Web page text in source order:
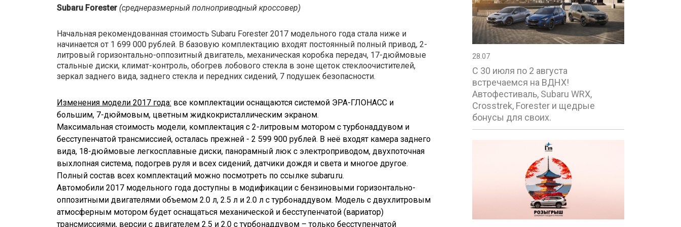
Subaru Forester (среднеразмерный полноприводный кроссовер)
Начальная рекомендованная стоимость Subaru Forester 2017 модельного года стала ниже и
начинается от 1 699 000 рублей. В базовую комплектацию входят постоянный полный привод, 2-
литровый горизонтально-оппозитный двигатель, механическая коробка передач, 17-дюймовые
стальные диски, климат-контроль, обогрев лобового стекла в зоне щеток стеклоочистителей,
зеркал заднего вида, заднего стекла и передних сидений, 7 подушек безопасности.
Изменения модели 2017 года: все комплектации оснащаются системой ЭРА-ГЛОНАСС и
большим, 7-дюймовым, цветным жидкокристаллическим экраном.
Максимальная стоимость модели, комплектация с 2-литровым мотором с турбонаддувом и
бесступенчатой трансмиссией, осталась прежней - 2 599 900 рублей. В неё входят камера заднего
вида, 18-дюймовые легкосплавные диски, панорамный люк с электроприводом, двухпоточная
выхлопная система, подогрев руля и всех сидений, датчики дождя и света и многое другое.
Полный состав всех комплектаций можно посмотреть по ссылке subaru.ru.
Автомобили 2017 модельного года доступны в модификации с бензиновыми горизонтально-
оппозитными двигателями объемом 2.0 л, 2.5 л и 2.0 л с турбонаддувом. Модель с двухлитровым
атмосферным мотором будет оснащаться механической и бесступенчатой (вариатор)
трансмиссиями, версии с двигателем 2.5 и 2.0 с турбонаддувом – только бесступенчатой
28.07
С 30 июля по 2 августа
встречаемся на ВДНХ!
Автофестиваль, Subaru WRX,
Crosstrek, Forester и щедрые
бонусы для своих.